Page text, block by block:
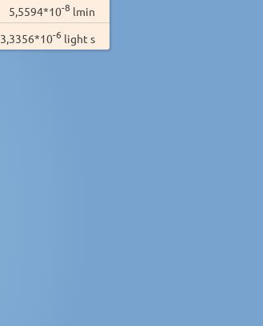
5,5594*10-8 lmin
3,3356*10-6 light s